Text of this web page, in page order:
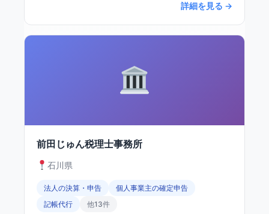
詳細を見る →
前田じゅん税理士事務所
石川県
法人の決算・申告
個人事業主の確定申告
記帳代行
他13件